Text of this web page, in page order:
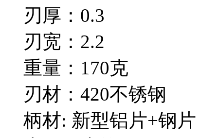
刃厚：0.3
刃宽：2.2
重量：170克
刃材：420不锈钢
柄材: 新型铝片+钢片